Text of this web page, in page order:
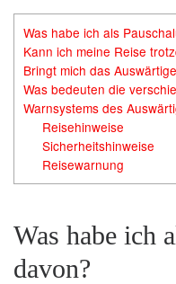
Was habe ich als
Kann ich meine Reise
Bringt mich das
Was bedeuten die
Warnsystems des
Reisehinweise
Sicherheitshinweise
Reisewarnung
Was habe ich
davon?